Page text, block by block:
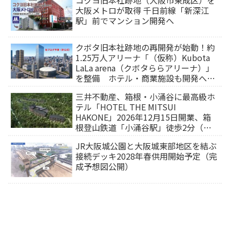
大阪メトロが取得 千日前線「新深江
駅」前でマンション開発へ
クボタ旧本社跡地の再開発が始動！約
1.25万人アリーナ「（仮称）Kubota
LaLa arena（クボタららアリーナ）」
を整備 ホテル・商業施設も開発へ
三井不動産、箱根・小涌谷に最高級ホ
テル「HOTEL THE MITSUI
HAKONE」2026年12月15日開業、箱
根登山鉄道「小涌谷駅」徒歩2分（旅
JR大阪城公園と大阪城東部地区を結ぶ
接続デッキ2028年春供用開始予定（完
成予想図公開）